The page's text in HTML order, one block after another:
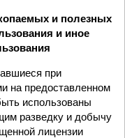
и полезных
и иное
при
на предоставленном
использованы
разведку и добычу
лицензии